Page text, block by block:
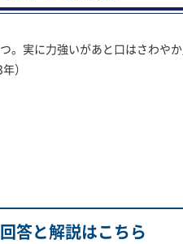
。実に力強いがあと口はさわや
）
回答と解説はこちら